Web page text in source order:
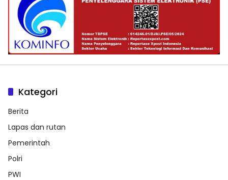
Kategori
Berita
Lapas dan rutan
Pemerintah
Polri
PWI